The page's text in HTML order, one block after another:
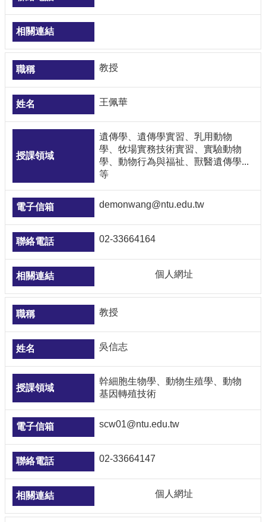
教授
王佩華
遺傳學、遺傳學實習、乳用動物
學、牧場實務技術實習、實驗動物
學、動物行為與福祉、獸醫遺傳學...
等
demonwang@ntu.edu.tw
02-33664164
個人網址
教授
吳信志
幹細胞生物學、動物生殖學、動物
基因轉殖技術
scw01@ntu.edu.tw
02-33664147
個人網址